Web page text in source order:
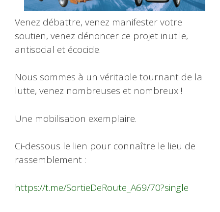
Venez débattre, venez manifester votre
soutien, venez dénoncer ce projet inutile,
antisocial et écocide.
Nous sommes à un véritable tournant de la
lutte, venez nombreuses et nombreux !
Une mobilisation exemplaire.
Ci-dessous le lien pour connaître le lieu de
rassemblement :
https://t.me/SortieDeRoute_A69/70?single